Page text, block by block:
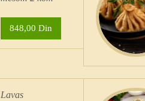
848,00 Din
Lavas